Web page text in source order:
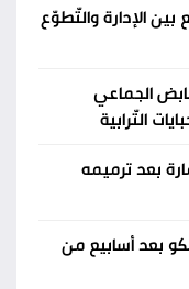
الإدارة والتّطوّع
الجماعي
التّرابية
بعد ترميمه
بعد أسابيع من